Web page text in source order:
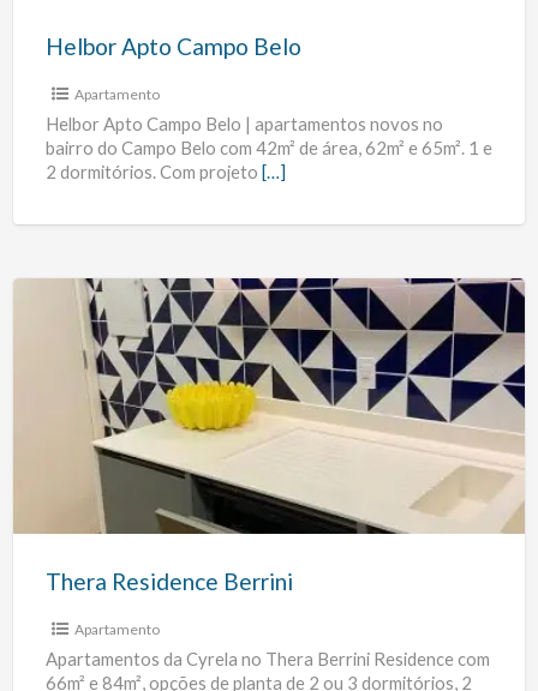
Helbor Apto Campo Belo
Apartamento
Helbor Apto Campo Belo | apartamentos novos no
bairro do Campo Belo com 42m² de área, 62m² e 65m². 1 e
2 dormitórios. Com projeto […]
Residence
Thera Residence Berrini
Apartamento
Apartamentos da Cyrela no Thera Berrini Residence com
66m² e 84m², opções de planta de 2 ou 3 dormitórios, 2